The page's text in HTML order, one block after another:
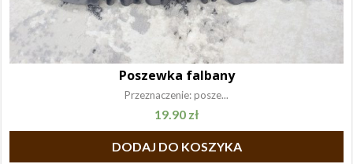
Poszewka falbany
Przeznaczenie: posze...
19.90 zł
DODAJ DO KOSZYKA